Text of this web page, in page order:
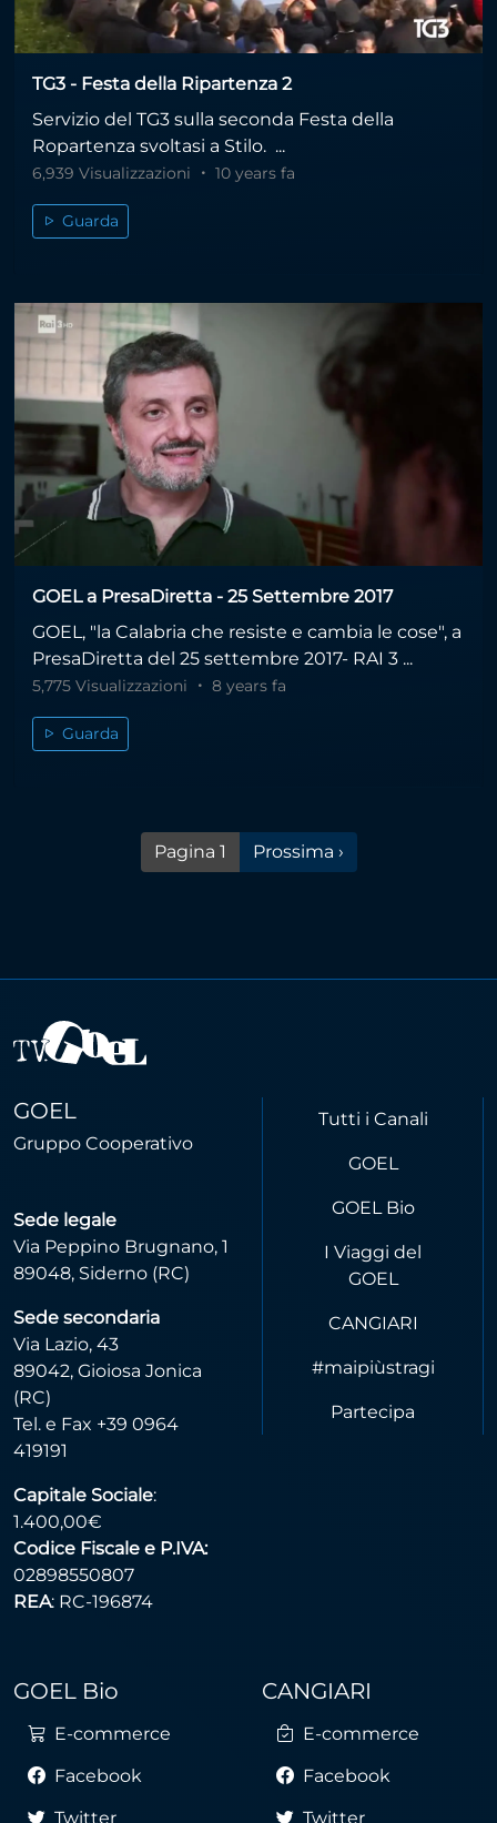
TG3 - Festa della Ripartenza 2
Servizio del TG3 sulla seconda Festa della
Ropartenza svoltasi a Stilo. ...
6,939 Visualizzazioni 10 years fa
Guarda
GOEL a PresaDiretta - 25 Settembre 2017
GOEL, "la Calabria che resiste e cambia le cose", a
PresaDiretta del 25 settembre 2017- RAI 3 ...
5,775 Visualizzazioni 8 years fa
Guarda
Pagina 1 Pagina successiva
Prossima ›
GOEL
Gruppo Cooperativo
Sede legale
Via Peppino Brugnano, 1
89048, Siderno (RC)
Sede secondaria
Via Lazio, 43
89042, Gioiosa Jonica
(RC)
Tel. e Fax +39 0964
419191
Capitale Sociale:
1.400,00€
Codice Fiscale e P.IVA:
02898550807
REA: RC-196874
Tutti i Canali
GOEL
GOEL Bio
I Viaggi del
GOEL
CANGIARI
#maipiùstragi
Partecipa
GOEL Bio
E-commerce
Facebook
Twitter
CANGIARI
E-commerce
Facebook
Twitter